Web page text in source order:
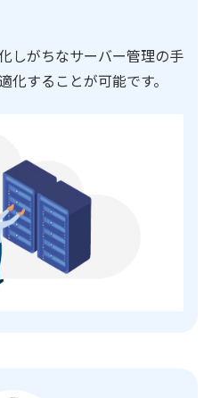
しがちなサーバー管理の手
化することが可能です。